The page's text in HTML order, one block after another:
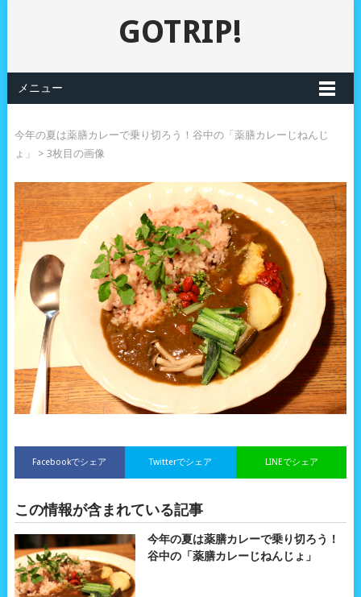
GOTRIP!
メニュー
今年の夏は薬膳カレーで乗り切ろう！谷中の「薬膳カレーじねんじ
ょ」
> 3枚目の画像
Facebookでシェア LINEでシェア
Twitterでシェア
この情報が含まれている記事
今年の夏は薬膳カレーで乗り切ろう！
谷中の「薬膳カレーじねんじょ」